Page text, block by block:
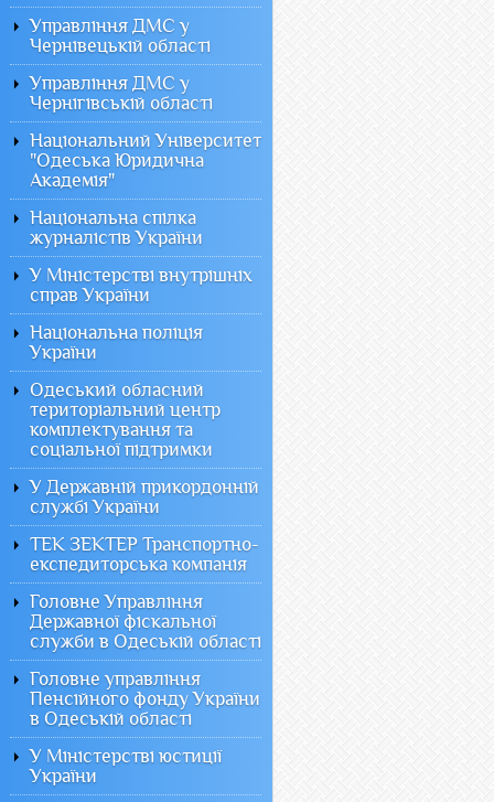
Управління ДМС у
Чернівецькій області
Управління ДМС у
Чернігівській області
Національний Університет
"Одеська Юридична
Академія"
Національна спілка
журналістів України
У Міністерстві внутрішніх
справ України
Національна поліція
України
Одеський обласний
територіальний центр
комплектування та
соціальної підтримки
У Державній прикордонній
службі України
ТЕК ЗЕКТЕР Транспортно-
експедиторська компанія
Головне Управління
Державної фіскальної
служби в Одеській області
Головне управління
Пенсійного фонду України
в Одеській області
У Міністерстві юстиції
України